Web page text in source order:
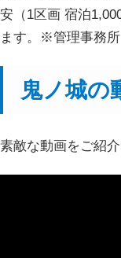
安（1区画 宿泊
ます。※管理事務所
鬼ノ城の
素敵な動画をご紹介